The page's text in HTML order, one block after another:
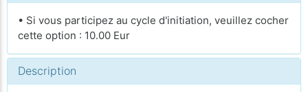
• Si vous participez au cycle d'initiation, veuillez cocher
cette option : 10.00 Eur
Description